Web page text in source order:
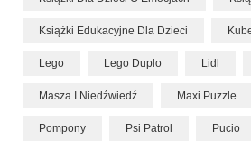
Książki Edukacyjne Dla Dzieci
Lego Lego Duplo Lidl
Masza I Niedźwiedź Maxi Puzzle
Pompony Psi Patrol Pucio